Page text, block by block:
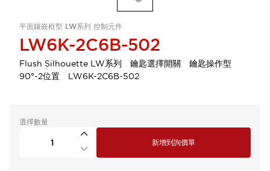
平面鑲嵌框型 LW系列 控制元件
LW6K-2C6B-502
Flush Silhouette LW系列 鑰匙選擇開關 鑰匙操作型
90°-2位置 LW6K-2C6B-502
選擇數量
新增到詢價單